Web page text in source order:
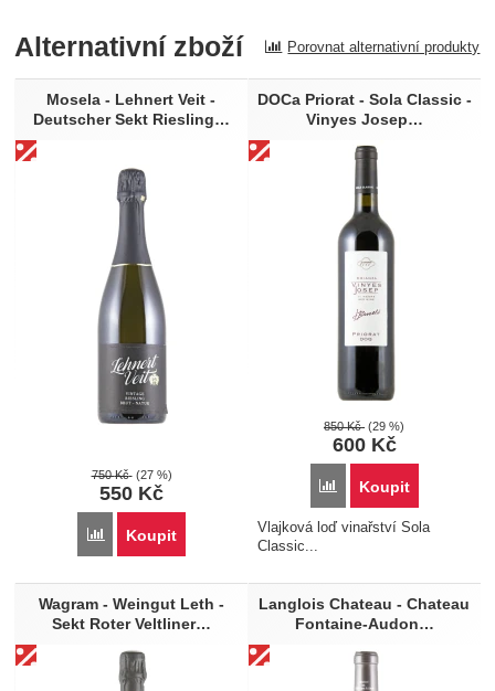
Recenze
Nebyla přidána žádná recenze.
Alternativní zboží Porovnat alternativní produkty
Mosela - Lehnert Veit -
Deutscher Sekt Riesling…
750Kč (27 %)
550 Kč
Porovnat
Koupit
DOCa Priorat - Sola Classic -
Vinyes Josep…
850Kč (29 %)
600 Kč
Porovnat
Koupit
Vlajková loď vinařství Sola
Classic...
Wagram - Weingut Leth -
Sekt Roter Veltliner…
Langlois Chateau - Chateau
Fontaine-Audon…